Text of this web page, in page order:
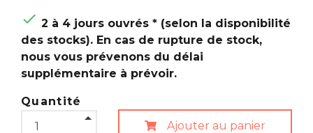
 2 à 4 jours ouvrés * (selon la disponibilité
des stocks). En cas de rupture de stock,
nous vous prévenons du délai
supplémentaire à prévoir.
Quantité
Ajouter au panier